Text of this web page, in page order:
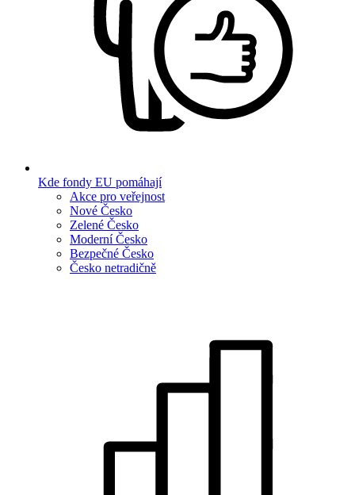
Kde fondy EU pomáhají
Akce pro veřejnost
Nové Česko
Zelené Česko
Moderní Česko
Bezpečné Česko
Česko netradičně